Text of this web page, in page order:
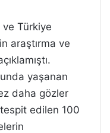
ve Türkiye
araştırma ve
yaşanan
daha gözler
edilen 100